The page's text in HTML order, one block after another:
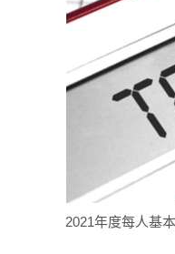
2021年度每人基